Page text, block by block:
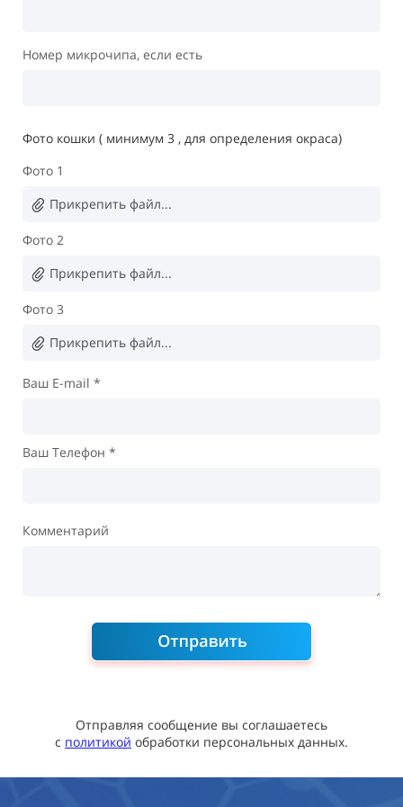
Номер микрочипа, если есть
Фото кошки ( минимум 3 , для определения окраса)
Фото 1
Прикрепить файл...
Фото 2
Прикрепить файл...
Фото 3
Прикрепить файл...
Ваш E-mail *
Ваш Телефон *
Комментарий
Отправляя сообщение вы соглашаетесь
с политикой обработки персональных данных.